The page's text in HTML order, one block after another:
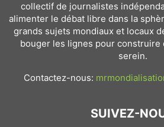
collectif de journalistes
alimenter le débat libre dans la
grands sujets mondiaux et locaux
bouger les lignes pour construire
serein.
Contactez-nous:
SUIVEZ-